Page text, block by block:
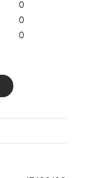
0
0
0